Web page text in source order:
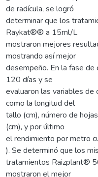
de radícula, se logró
determinar que los
Raykat®® a 15ml/L
mostraron mejores
mostrando así mejor
desempeño. En la fase de
120 días y se
evaluaron las variables
como la longitud del
tallo (cm), número de
(cm), y por último
el rendimiento por metro
). Se determinó que los
tratamientos Raizplant®
mostraron el mejor